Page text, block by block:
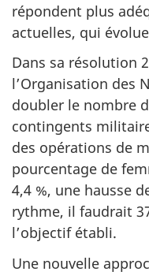
répondent plus
actuelles, qui
Dans sa résolution
l’Organisation des
doubler le nombre
contingents
des opérations de
pourcentage de
4,4 %, une hausse
rythme, il faudrait
l’objectif établi.
Une nouvelle